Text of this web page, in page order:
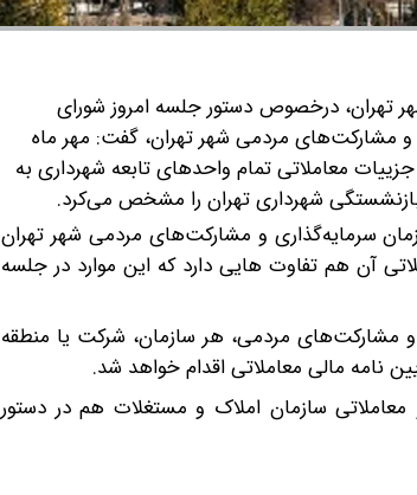
تهران، درخصوص دستور جلسه امروز شورای
و مشارکت‌های مردمی شهر تهران، گفت: مهر ماه
معاملاتی تمام واحدهای تابعه شهرداری به
شهرداری تهران را مشخص می‌کرد.
سرمایه‌گذاری و مشارکت‌های مردمی شهر تهران
آن هم تفاوت هایی دارد که این موارد در جلسه
و مشارکت‌های مردمی، هر سازمان، شرکت یا منطقه
نامه مالی معاملاتی اقدام خواهد شد.
سازمان املاک و مستغلات هم در دستور